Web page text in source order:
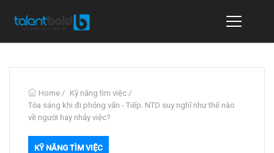
Home / Kỹ năng tìm việc /
Tỏa sáng khi đi phỏng vấn - Tiếp. NTD suy nghĩ như thế nào
về người hay nhảy việc?
KỸ NĂNG TÌM VIỆC